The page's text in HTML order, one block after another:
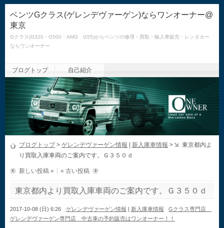
ベンツGクラス(ゲレンデヴァーゲン)ならワンオーナー@
東京
Gクラス(G320・G500・AMG G55)からベンツの修理・買取・輸入車販売・レンタカー
ならワンオーナー
ブログトップ 自己紹介
ブログトップ> ゲレンデヴァーゲン情報 新入庫車情報 >
東京都内よ
り買取入庫車両のご案内です。Ｇ３５０ｄ
新しい投稿 » « 古い投稿
東京都内より買取入庫車両のご案内です。Ｇ３５０ｄ
2017-10-08 (日) 6:26 ゲレンデヴァーゲン情報 | 新入庫車情報
Gクラス専門店
ゲレンデヴァーゲン専門店 中古車の予約販売はワンオーナー！！